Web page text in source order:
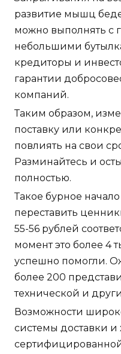
развитие мышц
можно выполнять с
небольшими
кредиторы и
гарантии
компаний.
Таким образом,
поставку или
повлиять на свои
Разминайтесь и
полностью.
Такое бурное
переставить
55-56 рублей
момент это более 4
успешно помогли.
более 200
технической и
Возможности
системы доставки и